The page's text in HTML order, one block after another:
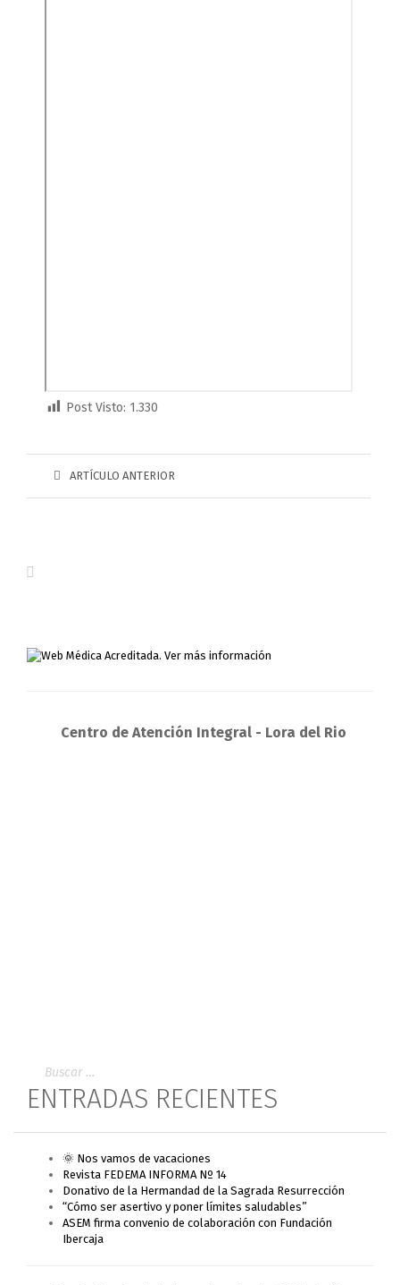
Post Visto: 1.330
ARTÍCULO ANTERIOR
Centro de Atención Integral - Lora del Rio
ENTRADAS RECIENTES
🌞 Nos vamos de vacaciones
Revista FEDEMA INFORMA Nº 14
Donativo de la Hermandad de la Sagrada Resurrección
“Cómo ser asertivo y poner límites saludables”
ASEM firma convenio de colaboración con Fundación
Ibercaja